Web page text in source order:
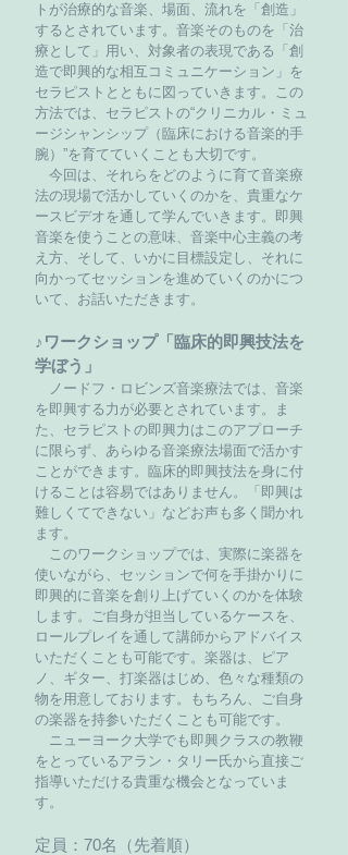
トが治療的な音楽、場面、流れを「創造」
するとされています。音楽そのものを「治
療として」用い、対象者の表現である「創
造で即興的な相互コミュニケーション」を
セラピストとともに図っていきます。この
方法では、セラピストの“クリニカル・ミュ
ージシャンシップ（臨床における音楽的手
腕）”を育てていくことも大切です。
今回は、それらをどのように育て音楽療
法の現場で活かしていくのかを、貴重なケ
ースビデオを通して学んでいきます。即興
音楽を使うことの意味、音楽中心主義の考
え方、そして、いかに目標設定し、それに
向かってセッションを進めていくのかにつ
いて、お話いただきます。
♪ワークショップ「臨床的即興技法を
学ぼう」
ノードフ・ロビンズ音楽療法では、音楽
を即興する力が必要とされています。ま
た、セラピストの即興力はこのアプローチ
に限らず、あらゆる音楽療法場面で活かす
ことができます。臨床的即興技法を身に付
けることは容易ではありません。「即興は
難しくてできない」などお声も多く聞かれ
ます。
このワークショップでは、実際に楽器を
使いながら、セッションで何を手掛かりに
即興的に音楽を創り上げていくのかを体験
します。ご自身が担当しているケースを、
ロールプレイを通して講師からアドバイス
いただくことも可能です。楽器は、ピア
ノ、ギター、打楽器はじめ、色々な種類の
物を用意しております。もちろん、ご自身
の楽器を持参いただくことも可能です。
​ ニューヨーク大学でも即興クラスの教鞭
をとっているアラン・タリー氏から直接ご
指導いただける貴重な機会となっていま
す。
定員：70名（先着順）